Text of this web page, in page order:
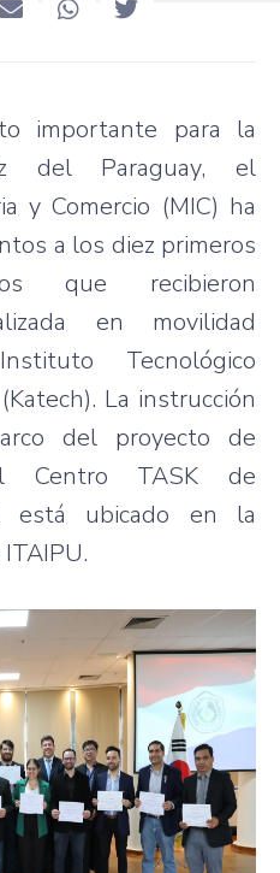
importante para la
del Paraguay, el
y Comercio (MIC) ha
a los diez primeros
que recibieron
en movilidad
Tecnológico
La instrucción
del proyecto de
Centro TASK de
está ubicado en la